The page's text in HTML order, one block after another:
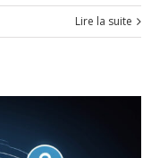
Lire la suite